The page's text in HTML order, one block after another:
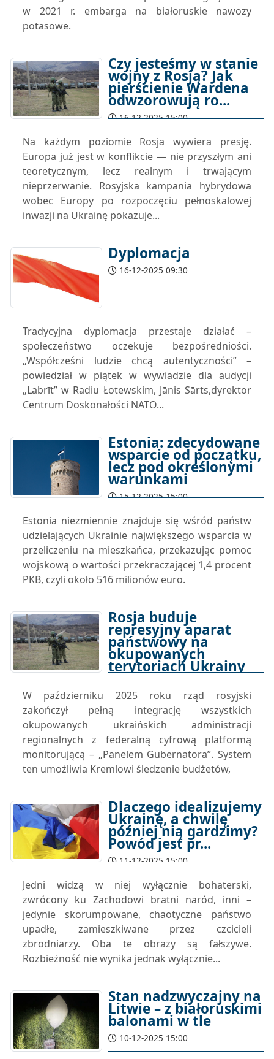
w 2021 r. embarga na białoruskie nawozy
potasowe.
Czy jesteśmy w stanie
wojny z Rosją? Jak
pierścienie Wardena
odwzorowują ro...
16-12-2025 15:00
Na każdym poziomie Rosja wywiera presję.
Europa już jest w konflikcie — nie przyszłym ani
teoretycznym, lecz realnym i trwającym
nieprzerwanie. Rosyjska kampania hybrydowa
wobec Europy po rozpoczęciu pełnoskalowej
inwazji na Ukrainę pokazuje...
Dyplomacja
16-12-2025 09:30
Tradycyjna dyplomacja przestaje działać –
społeczeństwo oczekuje bezpośredniości.
„Współcześni ludzie chcą autentyczności” –
powiedział w piątek w wywiadzie dla audycji
„Labrīt” w Radiu Łotewskim, Jānis Sārts,dyrektor
Centrum Doskonałości NATO...
Estonia: zdecydowane
wsparcie od początku,
lecz pod określonymi
warunkami
15-12-2025 15:00
Estonia niezmiennie znajduje się wśród państw
udzielających Ukrainie największego wsparcia w
przeliczeniu na mieszkańca, przekazując pomoc
wojskową o wartości przekraczającej 1,4 procent
PKB, czyli około 516 milionów euro.
Rosja buduje
represyjny aparat
państwowy na
okupowanych
terytoriach Ukrainy
W październiku 2025 roku rząd rosyjski
zakończył pełną integrację wszystkich
okupowanych ukraińskich administracji
regionalnych z federalną cyfrową platformą
monitorującą – „Panelem Gubernatora”. System
ten umożliwia Kremlowi śledzenie budżetów,
Dlaczego idealizujemy
Ukrainę, a chwilę
później nią gardzimy?
Powód jest pr...
11-12-2025 15:00
Jedni widzą w niej wyłącznie bohaterski,
zwrócony ku Zachodowi bratni naród, inni –
jedynie skorumpowane, chaotyczne państwo
upadłe, zamieszkiwane przez czcicieli
zbrodniarzy. Oba te obrazy są fałszywe.
Rozbieżność nie wynika jednak wyłącznie...
Stan nadzwyczajny na
Litwie – z białoruskimi
balonami w tle
10-12-2025 15:00